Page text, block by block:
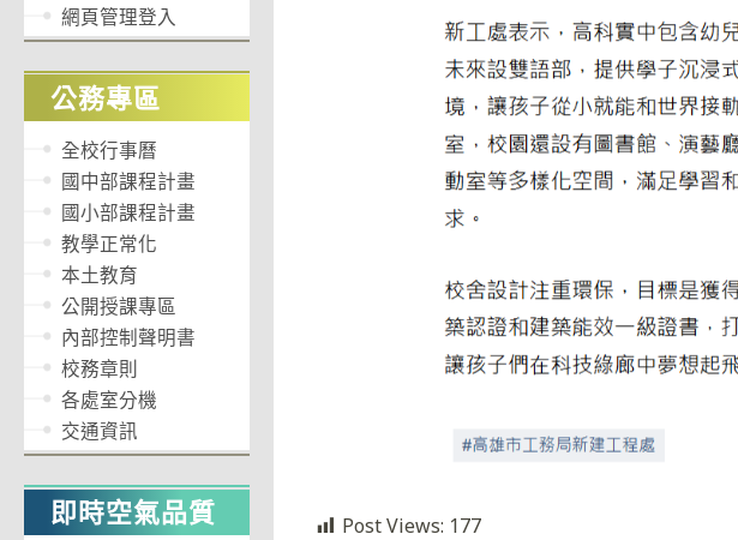
Post Views: 177
網頁管理登入
公務專區
全校行事曆
國中部課程計畫
國小部課程計畫
教學正常化
本土教育
公開授課專區
內部控制聲明書
校務章則
各處室分機
交通資訊
即時空氣品質